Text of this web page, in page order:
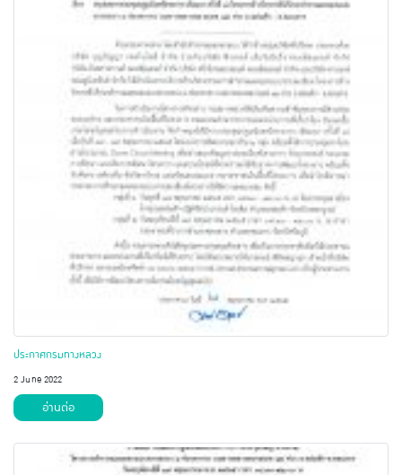
ประกาศกรมทางหลวง
2 June 2022
อ่านต่อ